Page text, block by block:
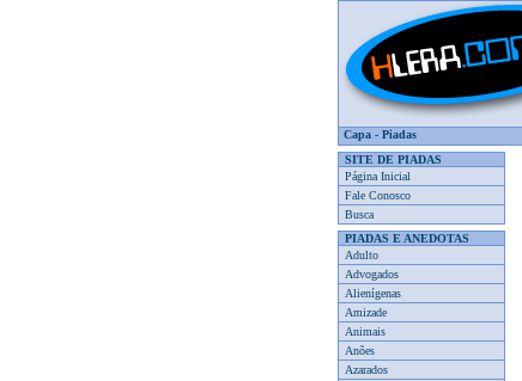
Capa - Piadas
SITE DE PIADAS
Página Inicial
Fale Conosco
Busca
PIADAS E ANEDOTAS
Adulto
Advogados
Alienígenas
Amizade
Animais
Anões
Azarados